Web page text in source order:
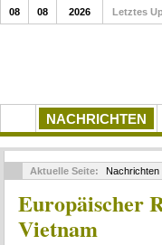
NACHRICHTEN
08 08 2026 Letztes
Aktuelle Seite: Nachrichten
Europäischer
Vietnam